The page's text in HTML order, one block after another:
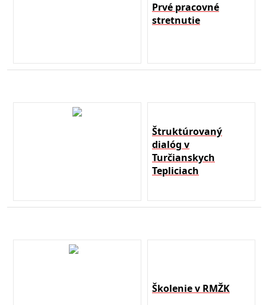
Prvé pracovné
stretnutie
Štruktúrovaný
dialóg v
Turčianskych
Tepliciach
Školenie v RMŽK